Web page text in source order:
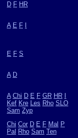
D F HR
A E F
E F S
A D
A Chi D E F GR HR
Kef Kre Les Rho SLO
Sam Zyp
Chi Cor D E F Mal P
Pal Rho Sam Ten